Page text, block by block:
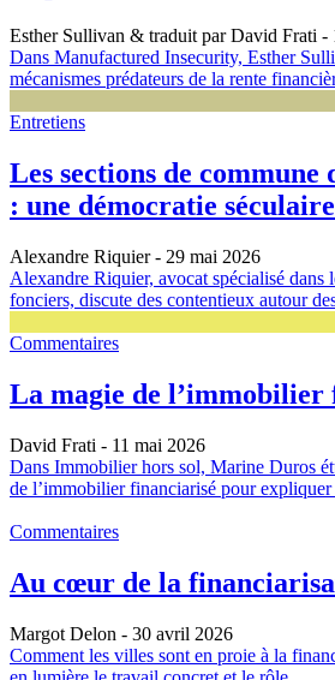
Esther Sullivan & traduit par David Frati -
Dans Manufactured Insecurity, Esther
mécanismes prédateurs de la rente
Entretiens
Les sections de commune
: une démocratie
Alexandre Riquier- 29 mai 2026
Alexandre Riquier, avocat spécialisé dans
fonciers, discute des contentieux autour
Commentaires
La magie de l’immobilier
David Frati - 11 mai 2026
Dans Immobilier hors sol, Marine Duros
de l’immobilier financiarisé pour expliquer
Commentaires
Au cœur de la
Margot Delon - 30 avril 2026
Comment les villes sont en proie à la